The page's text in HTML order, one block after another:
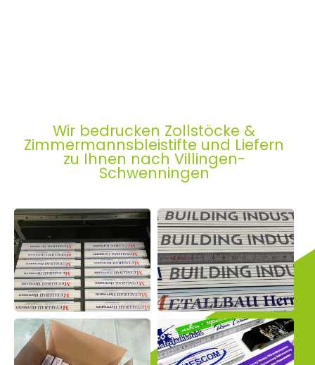
Wir bedrucken Zollstöcke &
Zimmermannsbleistifte und Liefern
zu Ihnen nach Villingen-
Schwenningen